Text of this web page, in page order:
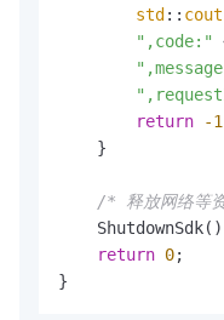
std :: cout
",code:"
return
-1
    }
/* 释放网络等
return 0;
}